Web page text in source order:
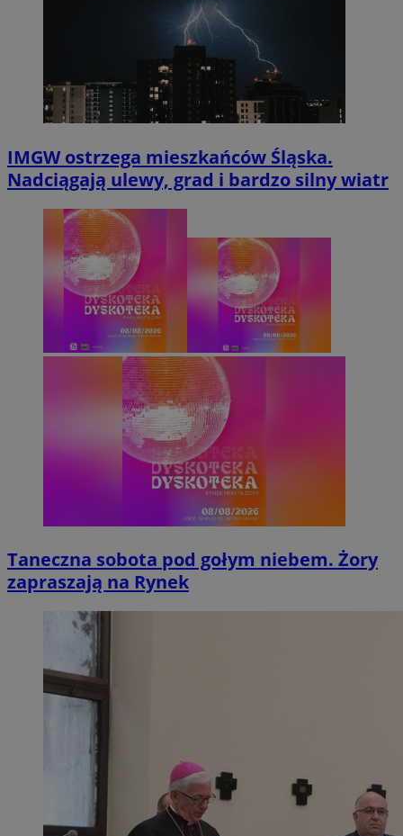
IMGW ostrzega mieszkańców Śląska.
Nadciągają ulewy, grad i bardzo silny wiatr
Taneczna sobota pod gołym niebem. Żory
zapraszają na Rynek